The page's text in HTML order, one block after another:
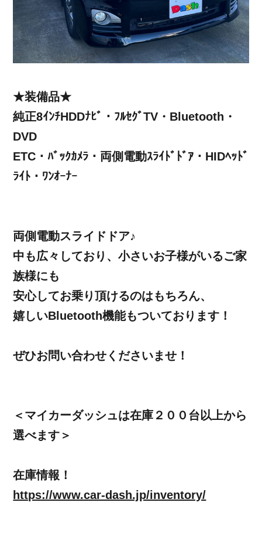
★装備品★
純正8ｲﾝﾁHDDﾅﾋﾞ・ﾌﾙｾｸﾞTV・Bluetooth・
DVD
ETC・ﾊﾞｯｸｶﾒﾗ・両側電動ｽﾗｲﾄﾞﾄﾞｱ・HIDﾍｯﾄﾞ
ﾗｲﾄ・ﾜﾝｵｰﾅｰ
両側電動スライドドア♪
中も広々しており、小さいお子様がいるご家
族様にも
安心してお乗り頂けるのはもちろん、
嬉しいBluetooth機能もついております！
ぜひお問い合わせくださいませ！
＜マイカーダッシュは在庫２００台以上から
選べます＞
在庫情報！
https://www.car-dash.jp/inventory/